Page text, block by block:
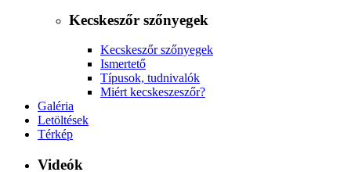
Kecskeszőr szőnyegek
Kecskeszőr szőnyegek
Ismertető
Típusok, tudnivalók
Miért kecskeszeszőr?
Galéria
Letöltések
Térkép
Videók